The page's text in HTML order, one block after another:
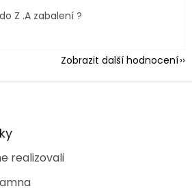
Z .A zabalení ?
Zobrazit další hodnocení
realizovali